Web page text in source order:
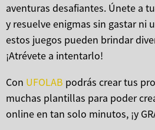
aventuras desafiantes. Únete a
y resuelve enigmas sin gastar ni
estos juegos pueden brindar
¡Atrévete a intentarlo!
Con UFOLAB podrás crear tus
muchas plantillas para poder
online en tan solo minutos, ¡y